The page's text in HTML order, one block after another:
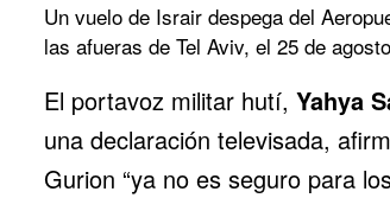
Un vuelo de Israir despega del
las afueras de Tel Aviv, el 25 de
El portavoz militar hutí, Yahya
una declaración televisada,
Gurion “ya no es seguro para